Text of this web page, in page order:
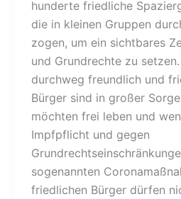
hunderte friedliche
die in kleinen Gruppen
zogen, um ein sichtbares
und Grundrechte zu
durchweg freundlich und
Bürger sind in großer
möchten frei leben und
Impfpflicht und gegen
sogenannten
friedlichen Bürger dürfen